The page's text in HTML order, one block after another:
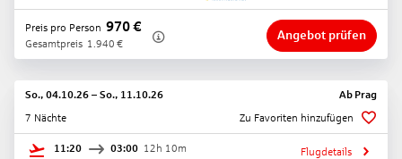
Preis pro Person 970€
Gesamtpreis 1.940 €
Angebot prüfen
So., 04.10.26 – So., 11.10.26 Ab Prag
7 Nächte
Zu Favoriten hinzufügen
11:20 03:00 12h 10m
Flugdetails